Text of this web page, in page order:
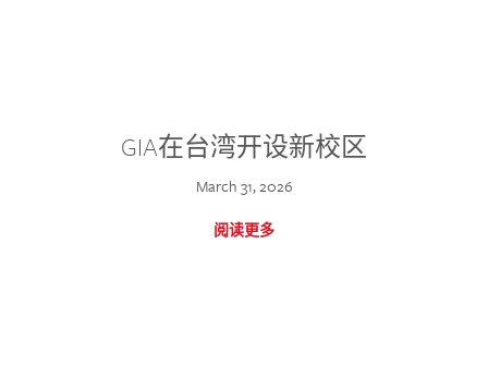
GIA在台湾开设新校区
March 31, 2026
阅读更多